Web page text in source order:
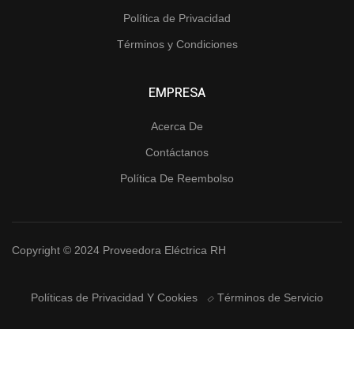
Política de Privacidad
Términos y Condiciones
EMPRESA
Acerca De
Contáctanos
Política De Reembolso
Copyright © 2024 Proveedora Eléctrica RH
Políticas de Privacidad Y Cookies Términos de Servicio